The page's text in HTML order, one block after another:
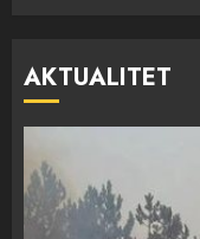
AKTUALITET